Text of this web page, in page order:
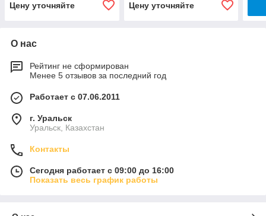
Цену уточняйте Цену уточняйте
О нас
Рейтинг не сформирован
Менее 5 отзывов за последний год
Работает с 07.06.2011
г. Уральск
Уральск, Казахстан
Контакты
Сегодня работает с 09:00 до 16:00
Показать весь график работы